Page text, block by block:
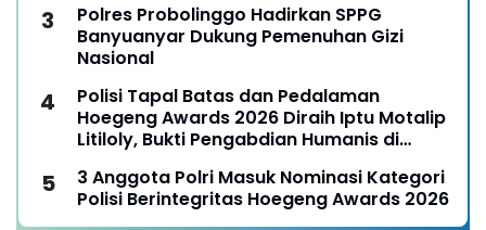
Polres Probolinggo Hadirkan SPPG
Banyuanyar Dukung Pemenuhan Gizi
Nasional
Polisi Tapal Batas dan Pedalaman
Hoegeng Awards 2026 Diraih Iptu Motalip
Litiloly, Bukti Pengabdian Humanis di
3 Anggota Polri Masuk Nominasi Kategori
Polisi Berintegritas Hoegeng Awards 2026